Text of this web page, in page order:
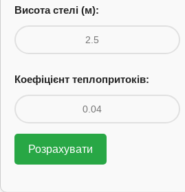
Висота стелі (м):
Коефіцієнт теплопритоків:
Розрахувати